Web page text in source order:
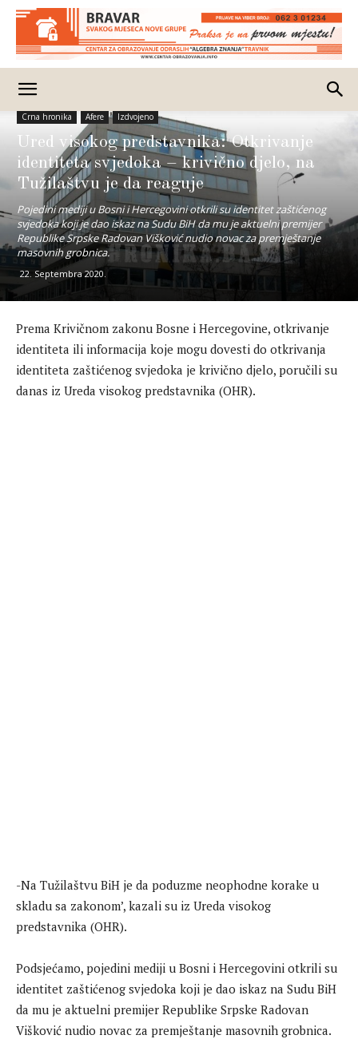
Crna hronika Afere Izdvojeno
Ured visokog predstavnika: Otkrivanje
identiteta svjedoka – krivično djelo, na
Tužilaštvu je da reaguje
Pojedini mediji u Bosni i Hercegovini otkrili su identitet zaštićenog
svjedoka koji je dao iskaz na Sudu BiH da mu je aktuelni premijer
Republike Srpske Radovan Višković nudio novac za premještanje
masovnih grobnica.
22. Septembra 2020.
Prema Krivičnom zakonu Bosne i Hercegovine, otkrivanje
identiteta ili informacija koje mogu dovesti do otkrivanja
identiteta zaštićenog svjedoka je krivično djelo, poručili su
danas iz Ureda visokog predstavnika (OHR).
-Na Tužilaštvu BiH je da poduzme neophodne korake u
skladu sa zakonom’, kazali su iz Ureda visokog
predstavnika (OHR).
Podsjećamo, pojedini mediji u Bosni i Hercegovini otkrili su
identitet zaštićenog svjedoka koji je dao iskaz na Sudu BiH
da mu je aktuelni premijer Republike Srpske Radovan
Višković nudio novac za premještanje masovnih grobnica.